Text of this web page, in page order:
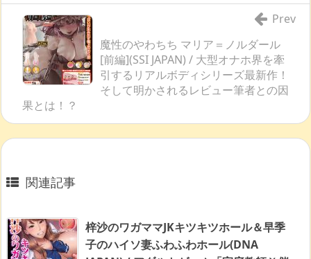
魔性のやわちち マリア＝ノルダール
[前編](SSI JAPAN) / 大型オナホ界を牽
引するリアルボディシリーズ最新作！
そして明かされるレビュー筆者との因
果とは！？
Prev
関連記事
梓沙のワガママJKキツキツホール＆早季
子のハイソ妻ふわふわホール(DNA